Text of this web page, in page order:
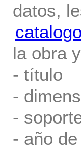
datos,
la obra
- título
-
-
- año